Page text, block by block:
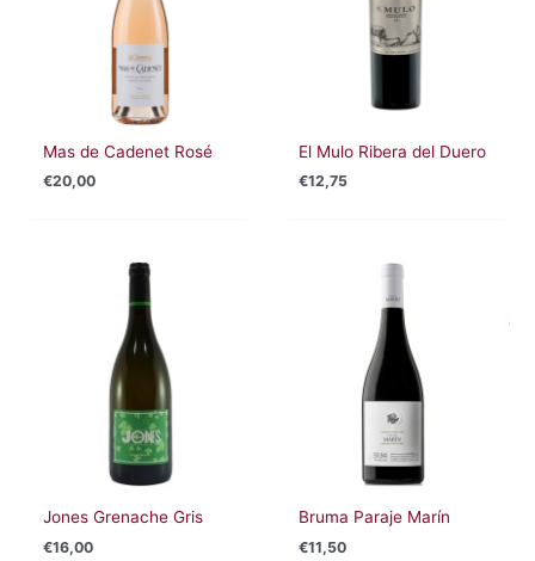
Mas de Cadenet Rosé
€20,00
El Mulo Ribera del Duero
€12,75
Jones Grenache Gris
€16,00
Bruma Paraje Marín
€11,50